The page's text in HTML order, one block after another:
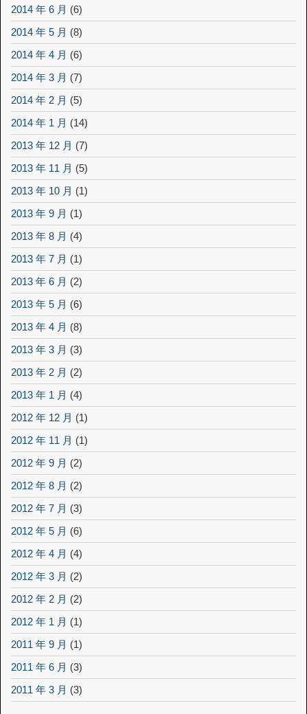
2014 年 6 月 (6)
2014 年 5 月 (8)
2014 年 4 月 (6)
2014 年 3 月 (7)
2014 年 2 月 (5)
2014 年 1 月 (14)
2013 年 12 月 (7)
2013 年 11 月 (5)
2013 年 10 月 (1)
2013 年 9 月 (1)
2013 年 8 月 (4)
2013 年 7 月 (1)
2013 年 6 月 (2)
2013 年 5 月 (6)
2013 年 4 月 (8)
2013 年 3 月 (3)
2013 年 2 月 (2)
2013 年 1 月 (4)
2012 年 12 月 (1)
2012 年 11 月 (1)
2012 年 9 月 (2)
2012 年 8 月 (2)
2012 年 7 月 (3)
2012 年 5 月 (6)
2012 年 4 月 (4)
2012 年 3 月 (2)
2012 年 2 月 (2)
2012 年 1 月 (1)
2011 年 9 月 (1)
2011 年 6 月 (3)
2011 年 3 月 (3)